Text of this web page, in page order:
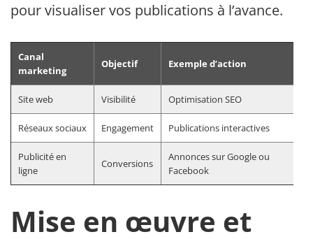
pour visualiser vos publications à l’avance.
Canal
marketing
Objectif Exemple d’action
Site web Visibilité Optimisation SEO
Réseaux sociaux Engagement Publications interactives
Publicité en
ligne
Conversions
Annonces sur Google ou
Facebook
Mise en œuvre et